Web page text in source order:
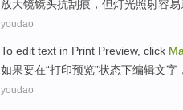
放大镜镜头抗刮痕 ，但灯光照射容易
youdao
To edit text in Print Preview, click
如果要在“打印预览”状态下编辑文字
youdao